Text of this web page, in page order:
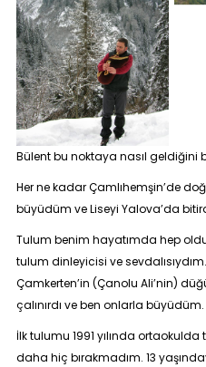
Bülent bu noktaya nasıl geldiğini
Her ne kadar Çamlıhemşin’de
büyüdüm ve Liseyi Yalova’da
Tulum benim hayatımda hep
tulum dinleyicisi ve
Çamkerten’in (Çanolu Ali’nin)
çalınırdı ve ben onlarla büyüdüm.
İlk tulumu 1991 yılında
daha hiç bırakmadım. 13